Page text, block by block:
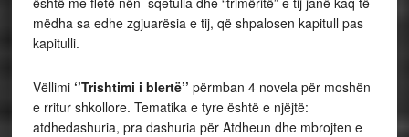
mëdha sa edhe zgjuarësia e tij, që shpalosen kapitull pas
kapitulli.
Vëllimi‘’Trishtimi i blertë’’ përmban 4 novela për moshën
e rritur shkollore. Tematika e tyre është e njëjtë:
atdhedashuria, pra dashuria për Atdheun dhe mbrojten e